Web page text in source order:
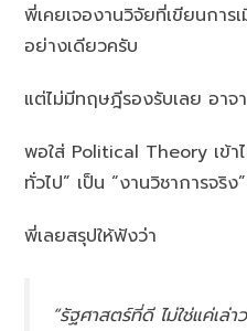
พี่เคยเจองานวิจัยที่เขียนการ
อย่างเดียวครับ
แต่ไม่มีทฤษฎีรองรับเลย อาจ
พอใส่ Political Theory เข้า
ทั่วไป” เป็น “งานวิชาการจริ
พี่เลยสรุปให้ฟังว่า
“รัฐศาสตร์ที่ดี ไม่ใช่แค่เล่